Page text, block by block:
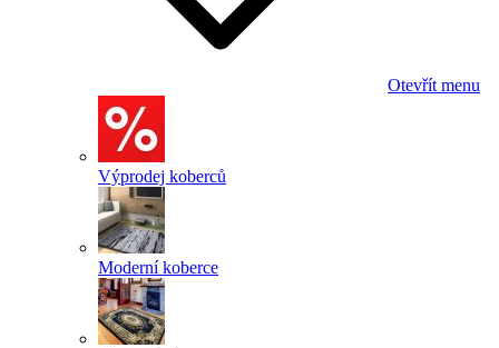
Otevřít menu
Výprodej koberců
Moderní koberce